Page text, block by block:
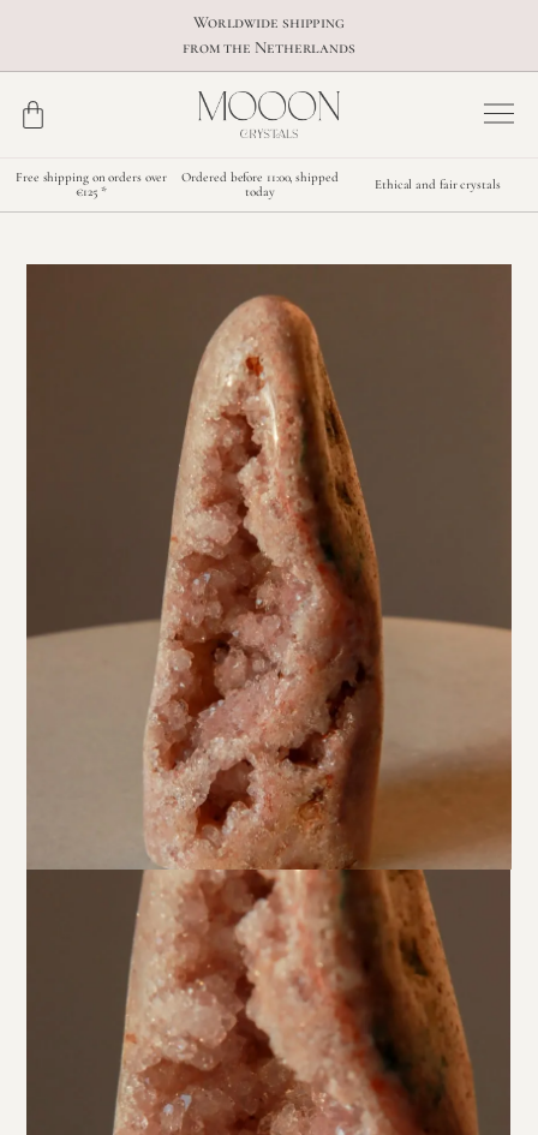
Worldwide shipping
from the Netherlands
Free shipping on orders over
€125 *
Ordered before 11:00, shipped
today
Ethical and fair crystals